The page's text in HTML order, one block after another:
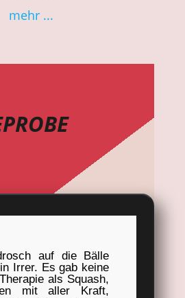
mehr ...
auf die Bälle
Irrer. Es gab keine
als Squash,
mit aller Kraft,